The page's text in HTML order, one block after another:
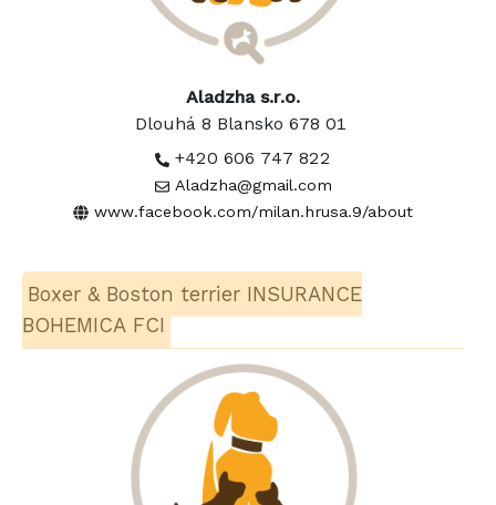
Aladzha s.r.o.
Dlouhá 8 Blansko 678 01
+420 606 747 822
Aladzha@gmail.com
www.facebook.com/milan.hrusa.9/about
Boxer & Boston terrier INSURANCE
BOHEMICA FCI